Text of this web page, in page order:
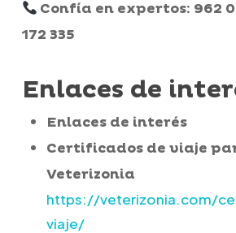
Confía en expertos: 962
172 335
Enlaces de
Enlaces de interés
Certificados de viaje
Veterizonia
https://veterizonia.com/
viaje/